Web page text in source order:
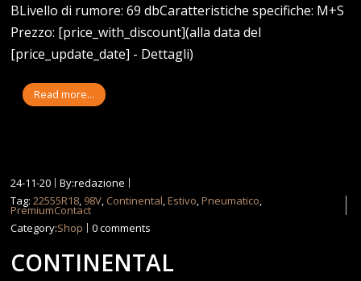
BLivello di rumore: 69 dbCaratteristiche specifiche: M+S
Prezzo: [price_with_discount](alla data del
[price_update_date] - Dettagli)
Read more...
24-11-20
By:redazione
Tag:22555R18 98V Continental ,Estivo ,Pneumatico
PremiumContact
Category:Shop 0 comments
CONTINENTAL